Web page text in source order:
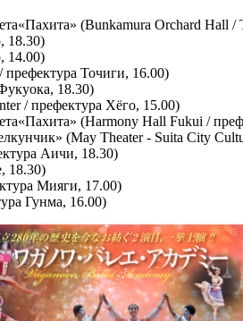
(Bunkamura Orchard Hall /
18.30)
14.00)
Точиги, 16.00)
18.30)
/ префектура Хёго, 15.00)
(Harmony Hall Fukui /
(May Theater - Suita City
Аичи, 18.30)
18.30)
Мияги, 17.00)
Гунма, 16.00)